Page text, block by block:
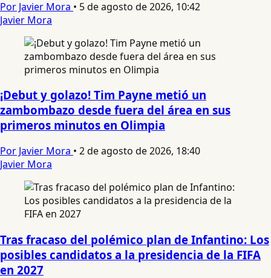
Por Javier Mora • 5 de agosto de 2026, 10:42
Javier Mora
¡Debut y golazo! Tim Payne metió un
zambombazo desde fuera del área en sus
primeros minutos en Olimpia
Por Javier Mora • 2 de agosto de 2026, 18:40
Javier Mora
Tras fracaso del polémico plan de Infantino: Los
posibles candidatos a la presidencia de la FIFA
en 2027